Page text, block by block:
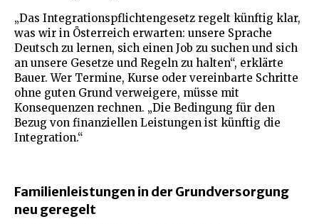
„Das Integrationspflichtengesetz regelt künftig klar,
was wir in Österreich erwarten: unsere Sprache
Deutsch zu lernen, sich einen Job zu suchen und sich
an unsere Gesetze und Regeln zu halten“, erklärte
Bauer. Wer Termine, Kurse oder vereinbarte Schritte
ohne guten Grund verweigere, müsse mit
Konsequenzen rechnen. „Die Bedingung für den
Bezug von finanziellen Leistungen ist künftig die
Integration.“
Familienleistungen in der Grundversorgung
neu geregelt